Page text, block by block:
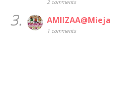
2 comments
3. AMIIZAA@Mieja
1 comments